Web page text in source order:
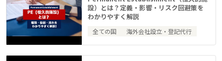
設）とは？定義・影響・リスク回避策を
わかりやすく解説
全ての国 海外会社設立・登記代行